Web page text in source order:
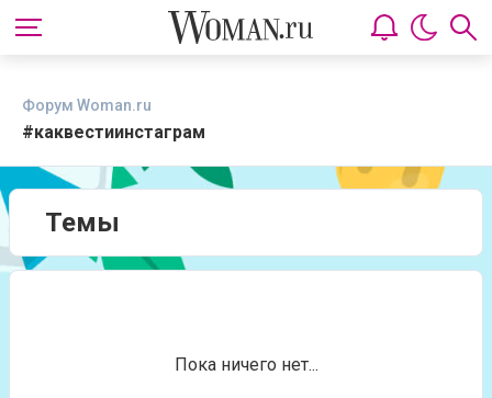
Форум Woman.ru
#каквестиинстаграм
Темы
Пока ничего нет...